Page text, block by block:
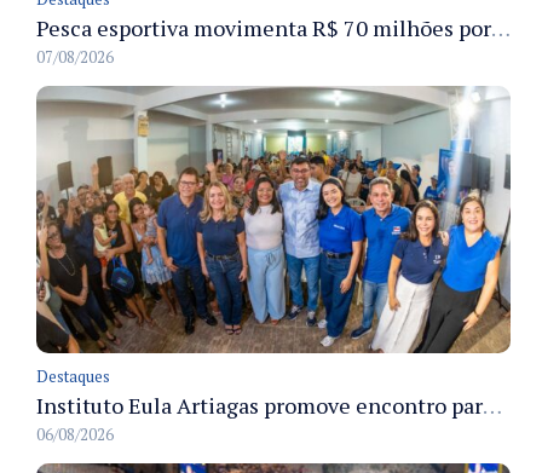
Pesca esportiva movimenta R$ 70 milhões por ano e ganha espaço na economia sustentável do Amazonas
07/08/2026
Destaques
Instituto Eula Artiagas promove encontro para discutir melhorias para o bairro Petrópolis
06/08/2026